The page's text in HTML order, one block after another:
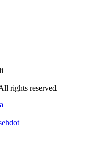
rights reserved.